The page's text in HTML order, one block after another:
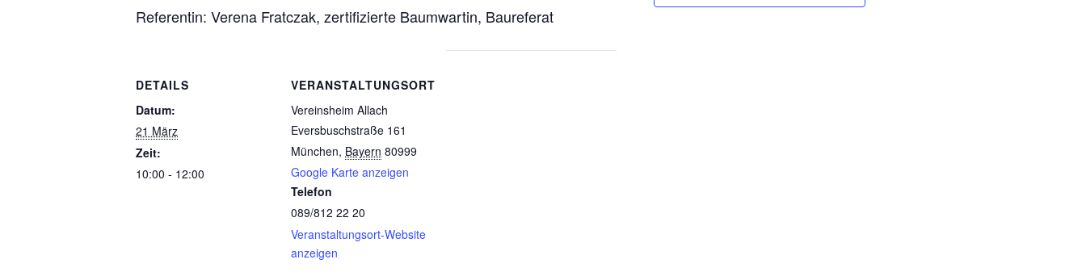
Referentin: Verena Fratczak, zertifizierte Baumwartin, Baureferat
DETAILS
Datum:
21 März
Zeit:
10:00 - 12:00
VERANSTALTUNGSORT
Vereinsheim Allach
Eversbuschstraße 161
München, Bayern 80999
Google Karte anzeigen
Telefon
089/812 22 20
Veranstaltungsort-Website
anzeigen